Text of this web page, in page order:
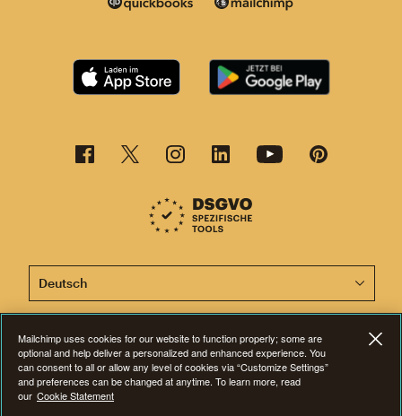
Diese Seite ist jetzt auch in anderen Sprachen
©2001-2026 Alle Rechte vorbehalten. Mailchimp® ist eine eingetragene
Marke der Rocket Science Group. Apple und das Apple-Logo sind Marken
von Apple Inc. Mac App Store ist eine Dienstleistungsmarke von Apple
Inc. Google Play und das Google-Play-Logo sind Marken von Google Inc.
Mailchimp uses cookies for our website to function properly; some are
optional and help deliver a personalized and enhanced experience. You
can consent to all or allow any level of cookies via “Customize Settings”
and preferences can be changed at anytime. To learn more, read
our Cookie Statement